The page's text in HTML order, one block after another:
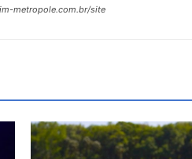
metropole.com.br/site